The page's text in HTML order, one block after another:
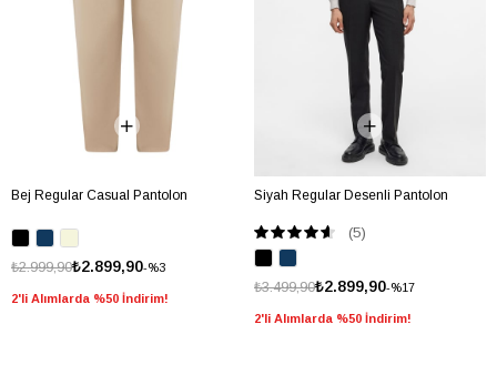
Bej Regular Casual Pantolon
%3
₺2.899,90
₺2.999,90
2'li Alımlarda %50 İndirim!
Siyah Regular Desenli Pantolon
(5)
%17
₺2.899,90
₺3.499,90
2'li Alımlarda %50 İndirim!